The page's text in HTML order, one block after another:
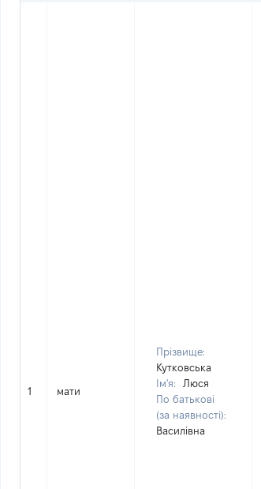
1 мати
Прізвище:
Кутковська
Ім'я:
Люся
По батькові
(за наявності):
Василівна